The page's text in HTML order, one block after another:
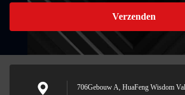
Verzenden
706Gebouw A, HuaFeng Wisdom